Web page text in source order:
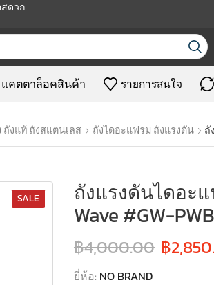
สดวก
แคตตาล็อคสินค้า รายการสนใจ
ถังแท้ ถังสแตนเลส ถังไดอะแฟรม ถังแรงดัน ถั
SALE ถังแรงดันไดอะแ
Wave #GW-
฿4,000.00 ฿
ยี่ห้อ: NO BRAND